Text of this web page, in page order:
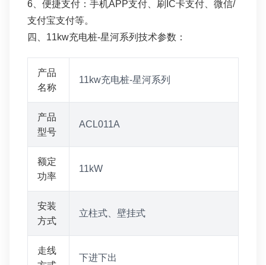
6、便捷支付：手机APP支付、刷IC卡支付、微信/
支付宝支付等。
四、11kw充电桩-星河系列技术参数：
产品
名称
11kw充电桩-星河系列
产品
型号
ACL011A
额定
功率
11kW
安装
方式
立柱式、壁挂式
走线
下进下出